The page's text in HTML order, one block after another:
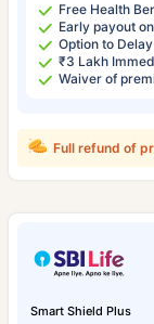
Free Health
Early payout
Option to
₹3 Lakh
Waiver of
Full refund of
Smart Shield Plus